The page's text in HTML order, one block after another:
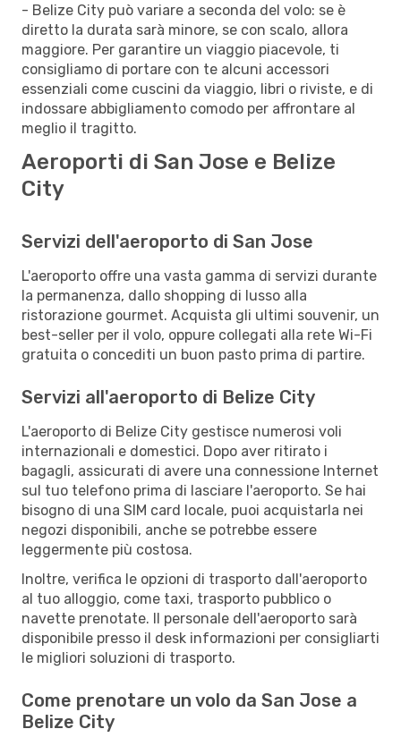
- Belize City può variare a seconda del volo: se è
diretto la durata sarà minore, se con scalo, allora
maggiore. Per garantire un viaggio piacevole, ti
consigliamo di portare con te alcuni accessori
essenziali come cuscini da viaggio, libri o riviste, e di
indossare abbigliamento comodo per affrontare al
meglio il tragitto.
Aeroporti di San Jose e Belize
City
Servizi dell'aeroporto di San Jose
L'aeroporto offre una vasta gamma di servizi durante
la permanenza, dallo shopping di lusso alla
ristorazione gourmet. Acquista gli ultimi souvenir, un
best-seller per il volo, oppure collegati alla rete Wi-Fi
gratuita o concediti un buon pasto prima di partire.
Servizi all'aeroporto di Belize City
L'aeroporto di Belize City gestisce numerosi voli
internazionali e domestici. Dopo aver ritirato i
bagagli, assicurati di avere una connessione Internet
sul tuo telefono prima di lasciare l'aeroporto. Se hai
bisogno di una SIM card locale, puoi acquistarla nei
negozi disponibili, anche se potrebbe essere
leggermente più costosa.
Inoltre, verifica le opzioni di trasporto dall'aeroporto
al tuo alloggio, come taxi, trasporto pubblico o
navette prenotate. Il personale dell'aeroporto sarà
disponibile presso il desk informazioni per consigliarti
le migliori soluzioni di trasporto.
Come prenotare un volo da San Jose a
Belize City